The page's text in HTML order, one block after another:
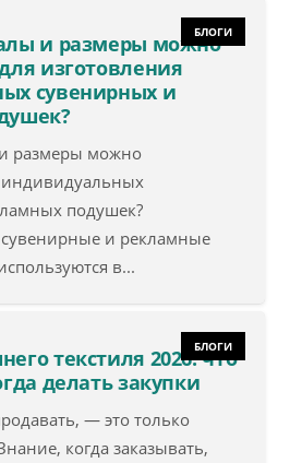
БЛОГИ
и размеры можно
изготовления
сувенирных и
размеры можно
индивидуальных
подушек?
и рекламные
в...
БЛОГИ
текстиля 2026: что
делать закупки
— это только
когда заказывать,